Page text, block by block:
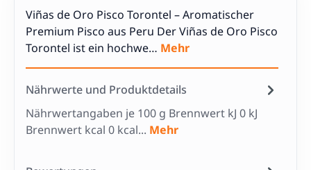
Viñas de Oro Pisco Torontel – Aromatischer
Premium Pisco aus Peru Der Viñas de Oro Pisco
Torontel ist ein hochwe… Mehr
Nährwerte und Produktdetails
Nährwertangaben je 100 g Brennwert kJ 0 kJ
Brennwert kcal 0 kcal... Mehr